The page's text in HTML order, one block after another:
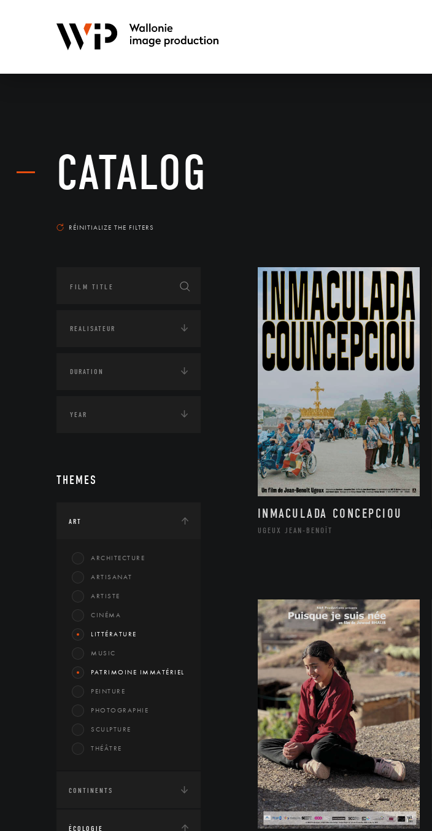
CATALOG
RÉINITIALIZE THE FILTERS
THEMES
ART
ARCHITECTURE
ARTISANAT
ARTISTE
CINÉMA
LITTÉRATURE
MUSIC
PATRIMOINE IMMATÉRIEL
PEINTURE
PHOTOGRAPHIE
SCULPTURE
THÉÂTRE
CONTINENTS
ÉCOLOGIE
INMACULADA CONCEPCIOU
UGEUX JEAN-BENOÎT